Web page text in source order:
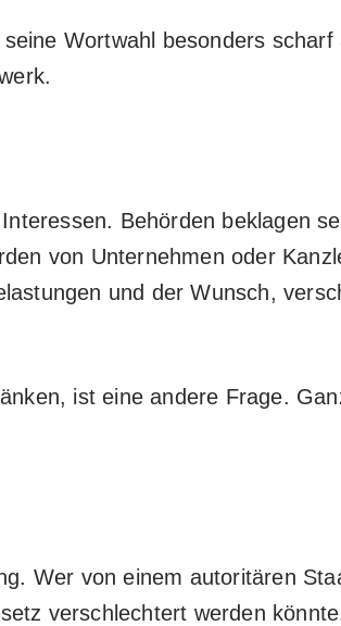
Wortwahl besonders
Behörden beklagen
von Unternehmen oder
und der Wunsch,
ist eine andere Frage.
Wer von einem autoritären
verschlechtert werden